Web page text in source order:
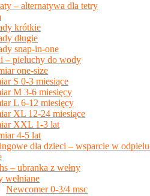
– alternatywa dla tetry
krótkie
długie
snap-in-one
– pieluchy do wody
one-size
S 0-3 miesiące
M 3-6 miesięcy
L 6-12 miesięcy
XL 12-24 miesiące
XXL 1-3 lat
4-5 lat
dla dzieci – wsparcie w
– ubranka z wełny
wełniane
Newcomer 0-3/4 msc